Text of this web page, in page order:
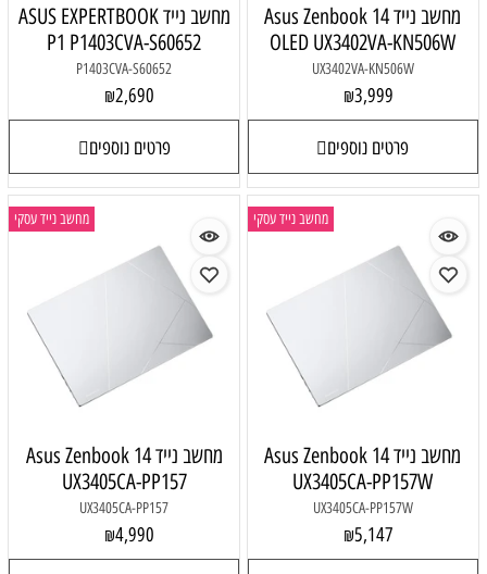
מחשב נייד Asus Zenbook 14
OLED UX3402VA-KN506W
UX3402VA-KN506W
₪3,999
פרטים נוספים
מחשב נייד ASUS EXPERTBOOK
P1 P1403CVA-S60652
P1403CVA-S60652
₪2,690
פרטים נוספים
מחשב נייד עסקי
מחשב נייד Asus Zenbook 14
UX3405CA-PP157W
UX3405CA-PP157W
₪5,147
מחשב נייד עסקי
מחשב נייד Asus Zenbook 14
UX3405CA-PP157
UX3405CA-PP157
₪4,990